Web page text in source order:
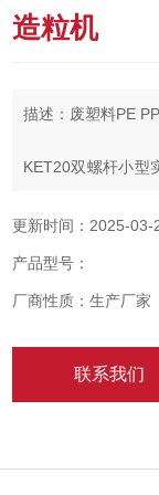
造粒机
描述：废塑料PE
KET20双螺杆小型
KET50双螺杆挤出
KET85双螺杆挤
KET135双螺杆挤出
更新时间：2025-03-
产品型号：
厂商性质：生产厂家
联系我们